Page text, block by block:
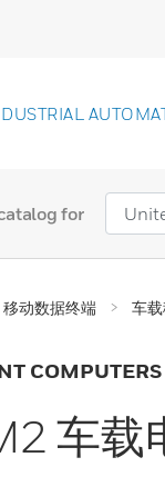
for
移动数据终端 车
COMPUTERS
车载